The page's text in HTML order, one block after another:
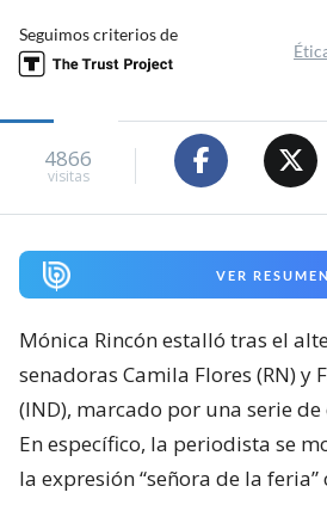
Seguimos criterios de
4866
visitas
VER RESUMEN
Mónica Rincón estalló tras el
senadoras Camila Flores (RN) y
(IND), marcado por una serie
En específico, la periodista se
la expresión “señora de la